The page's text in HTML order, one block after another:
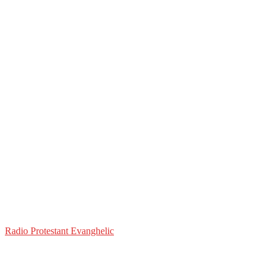
Radio Protestant Evanghelic